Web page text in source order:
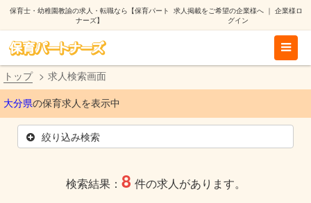
保育士・幼稚園教諭の求人・転職なら【保育パート
ナーズ】
求人掲載をご希望の企業様へ｜ 企業様ロ
グイン
トップ 求人検索画面
大分県の保育求人を表示中
絞り込み検索
検索結果： 8 件の求人があります。